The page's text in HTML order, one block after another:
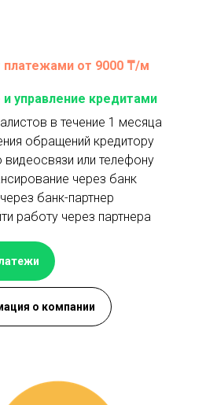
платежами от 9000 ₸/м
управление кредитами
в течение 1 месяца
обращений кредитору
видеосвязи или телефону
через банк
банк-партнер
работу через партнера
о компании